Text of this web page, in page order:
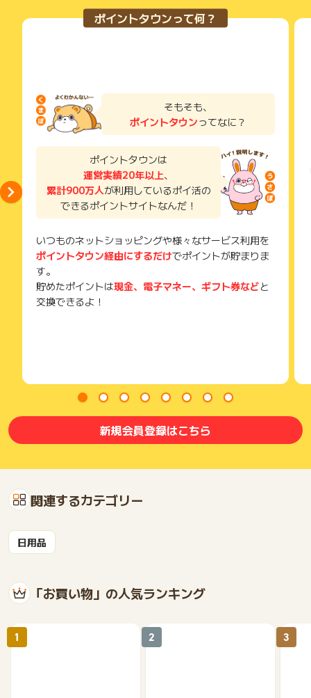
ご利用前には、Cookieの削除をおこなっていただくことを推奨
します。
読みください。
お申し込みやお買い物後、利用したサイトから送られる購入完
獲得待ち・獲得失敗の状態でお問い合わせされる際に、該当の
メールを送っていただく場合がございます。
そのため、紛失・破棄された場合は対応いたしかねますので、
ご注意ください。
条件を達成しているかどうかは各広告主ではなく、代理店が行
っているため、広告主はポイントに関する詳細を把握しており
広告に遷移しない場合は掲載が終了となっておりポイントが獲
得できませんので、ご注意くださいませ。
※キャンセル・不備・いたずら・商品受取拒否及び不着、返品の
場合はポイント獲得対象外です。
ポイントタウンって何？
そもそも、
ポイントタウンってなに？
ポイントタウンは
運営実績20年以上、
累計900万人が利用しているポイ活の
できるポイントサイトなんだ！
いつものネットショッピングや様々なサービス利用を
ポイントタウン経由にするだけでポイントが貯まりま
す。
貯めたポイントは現金、電子マネー、ギフト券などと
交換できるよ！
新規会員登録はこちら
関連するカテゴリー
日用品
「お買い物」の人気ランキング
1 2 3